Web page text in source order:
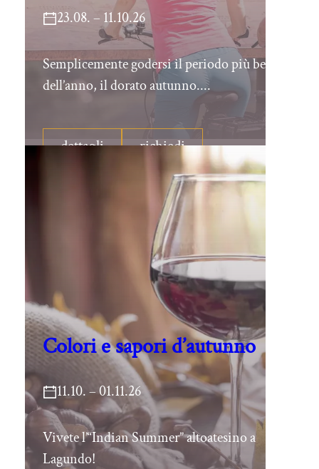
23.08. – 11.10.26
Semplicemente godersi il periodo più bello
dell’anno, il dorato autunno....
dettagli richiedi
Colori e sapori d’autunno
11.10. – 01.11.26
Vivete l’“Indian Summer” altoatesino a
Lagundo!